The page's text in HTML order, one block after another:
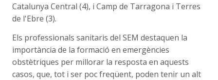
Catalunya Central (4), i Camp de Tarragona i Terres
de l'Ebre (3).
Els professionals sanitaris del SEM destaquen la
importància de la formació en emergències
obstètriques per millorar la resposta en aquests
casos, que, tot i ser poc freqüent, poden tenir un alt